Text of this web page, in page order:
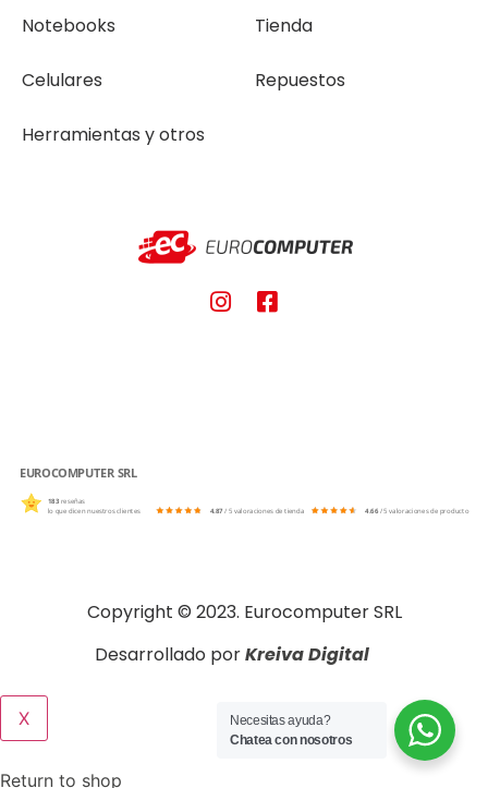
Notebooks
Celulares
Herramientas y otros
Tienda
Repuestos
EUROCOMPUTER SRL
183 reseñas
lo que dicen nuestros clientes 4.87 / 5 valoraciones de tienda 4.66/ 5 valoraciones de producto
Copyright © 2023. Eurocomputer SRL
Desarrollado porKreiva Digital
X
Necesitas ayuda?
Chatea con nosotros
Return to shop